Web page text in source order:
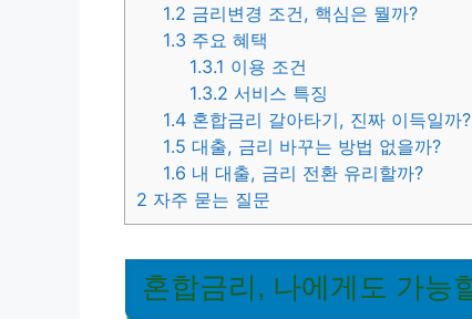
1.2 금리변경 조건, 핵심은 뭘까?
1.3 주요 혜택
1.3.1 이용 조건
1.3.2 서비스 특징
1.4 혼합금리 갈아타기, 진짜 이득일까?
1.5 대출, 금리 바꾸는 방법 없을까?
1.6 내 대출, 금리 전환 유리할까?
2 자주 묻는 질문
혼합금리, 나에게도 가능